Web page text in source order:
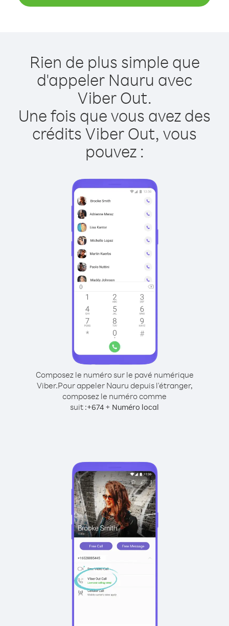
Rien de plus simple que
d'appeler Nauru avec
Viber Out.
Une fois que vous avez des
crédits Viber Out, vous
pouvez :
Composez le numéro sur le pavé numérique
Viber.Pour appeler Nauru depuis l'étranger,
composez le numéro comme
suit :+674 + Numéro local